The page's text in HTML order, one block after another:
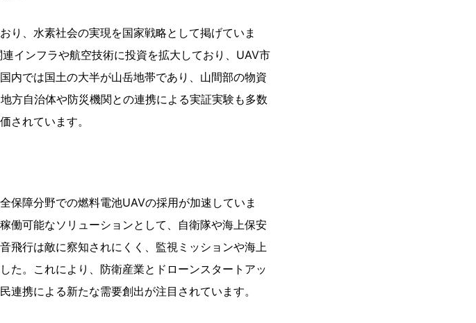
り、水素社会の実現を国家戦略として掲げていま
インフラや航空技術に投資を拡大しており、UAV市
内では国土の大半が山岳地帯であり、山間部の物資
方自治体や防災機関との連携による実証実験も多数
されています。
保障分野での燃料電池UAVの採用が加速していま
働可能なソリューションとして、自衛隊や海上保安
飛行は敵に察知されにくく、監視ミッションや海上
た。これにより、防衛産業とドローンスタートアッ
携による新たな需要創出が注目されています。